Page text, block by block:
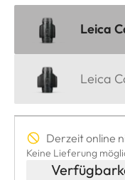
Leica
Leica
Derzeit online
Keine Lieferung